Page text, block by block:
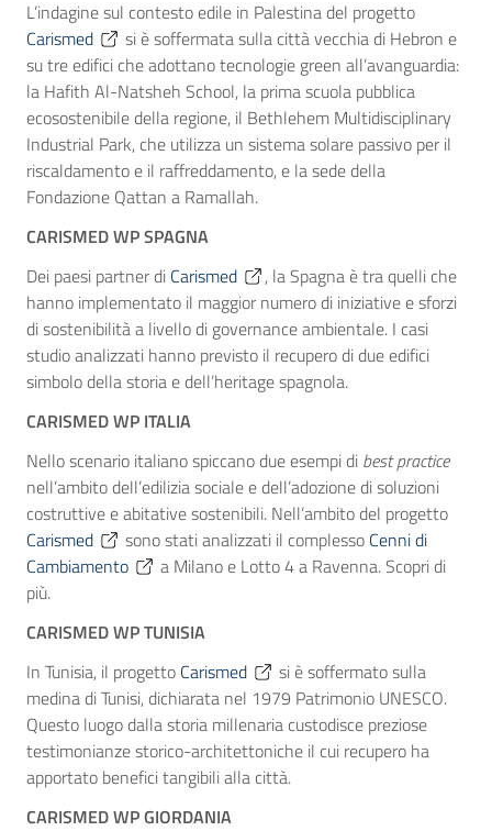
L’indagine sul contesto edile in Palestina del progetto
Carismed
si è soffermata sulla città vecchia di Hebron e
su tre edifici che adottano tecnologie green all’avanguardia:
la Hafith Al-Natsheh School, la prima scuola pubblica
ecosostenibile della regione, il Bethlehem Multidisciplinary
Industrial Park, che utilizza un sistema solare passivo per il
riscaldamento e il raffreddamento, e la sede della
Fondazione Qattan a Ramallah.
CARISMED WP SPAGNA
Dei paesi partner di Carismed
, la Spagna è tra quelli che
hanno implementato il maggior numero di iniziative e sforzi
di sostenibilità a livello di governance ambientale. I casi
studio analizzati hanno previsto il recupero di due edifici
simbolo della storia e dell’heritage spagnola.
CARISMED WP ITALIA
Nello scenario italiano spiccano due esempi di best practice
nell’ambito dell’edilizia sociale e dell’adozione di soluzioni
costruttive e abitative sostenibili. Nell’ambito del progetto
Carismed
sono stati analizzati il complesso Cenni di
Cambiamento
a Milano e Lotto 4 a Ravenna. Scopri di
più.
CARISMED WP TUNISIA
In Tunisia, il progetto Carismed
si è soffermato sulla
medina di Tunisi, dichiarata nel 1979 Patrimonio UNESCO.
Questo luogo dalla storia millenaria custodisce preziose
testimonianze storico-architettoniche il cui recupero ha
apportato benefici tangibili alla città.
CARISMED WP GIORDANIA